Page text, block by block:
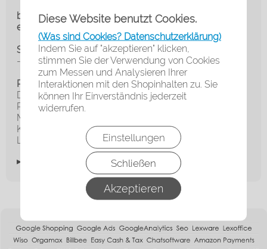
Diese Website benutzt Cookies.
(Was sind Cookies? Datenschutzerklärung)
Indem Sie auf "akzeptieren" klicken,
stimmen Sie der Verwendung von Cookies
zum Messen und Analysieren Ihrer
Interaktionen mit den Shopinhalten zu. Sie
können Ihr Einverständnis jederzeit
widerrufen.
Einstellungen
Schließen
Akzeptieren
bei jeder Flow®-Shopsoftware bereits im Standard
enthalten!
Systemvoraussetzung
- Flow® Shopsoftware
Rechtliche Informationspflichten
Der Hersteller des Moduls / der Funktionen ist die
RoyalArt® Agentur
Marke: Flow® Shopsoftware
Kontakt: RoyalArt® Agentur, Edelsteinstr. 17, 23566
Lübeck,
royalart.de
, Tel. 0451-38944369
▸Widerrufsbelehrung